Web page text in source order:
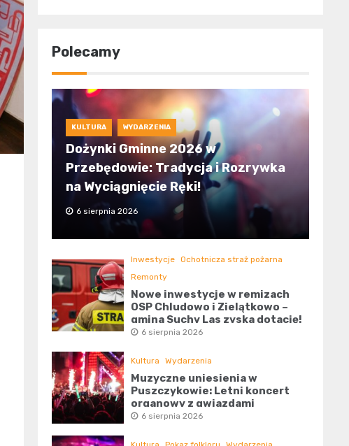
Polecamy
KULTURA WYDARZENIA
Dożynki Gminne 2026 w
Przebędowie: Tradycja i Rozrywka
na Wyciągnięcie Ręki!
6 sierpnia 2026
Inwestycje Ochotnicza straż pożarna
Remonty
Nowe inwestycje w remizach
OSP Chludowo i Zielątkowo –
gmina Suchy Las zyska dotację!
6 sierpnia 2026
Kultura Wydarzenia
Muzyczne uniesienia w
Puszczykowie: Letni koncert
organowy z gwiazdami
6 sierpnia 2026